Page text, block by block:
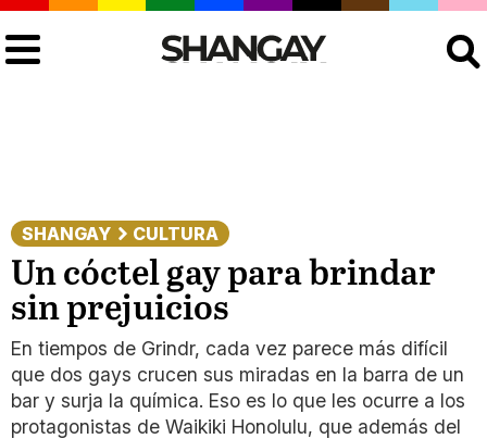
SHANGAY CULTURA
Un cóctel gay para brindar
sin prejuicios
En tiempos de Grindr, cada vez parece más difícil
que dos gays crucen sus miradas en la barra de un
bar y surja la química. Eso es lo que les ocurre a los
protagonistas de Waikiki Honolulu, que además del